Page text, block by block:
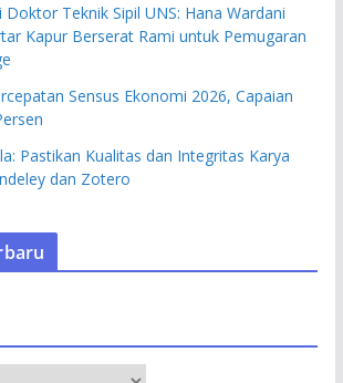
Teknik Sipil UNS: Hana Wardani
Kapur Berserat Rami untuk Pemugaran
Sensus Ekonomi 2026, Capaian
Pastikan Kualitas dan Integritas Karya
dan Zotero